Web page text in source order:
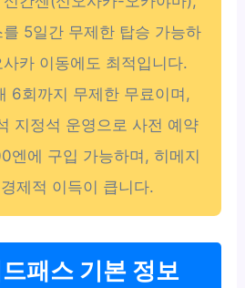
5일간 무제한 탑승 가능하
카 이동에도 최적입니다.
6회까지 무제한 무료이며,
지정석 운영으로 사전 예약
엔에 구입 가능하며, 히메지
제적 이득이 큽니다.
패스 기본 정보